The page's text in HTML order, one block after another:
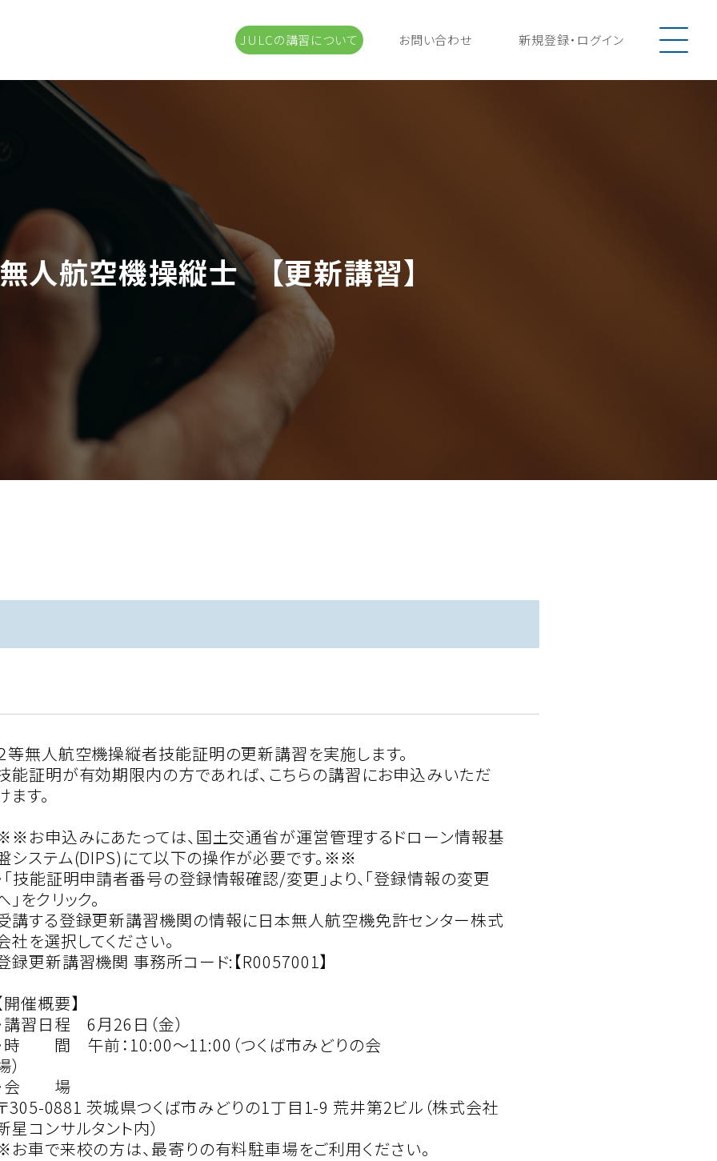
JULCの講習について お問い合わせ 新規登録・ ログイン
人航空機操縦士 【更新講習】
等無人航空機操縦者技能証明の更新講習を実施します。
能証明が有効期限内の方であれば、こちらの講習にお申込みいただ
ます。
お申込みにあたっては、国土交通省が運営管理するドローン情報基
システム(DIPS)にて以下の操作が必要です。※※
「技能証明申請者番号の登録情報確認/変更」より、「登録情報の変更
」をクリック。
講する登録更新講習機関の情報に日本無人航空機免許センター株式
社を選択してください。
録更新講習機関 事務所コード:【R0057001】
開催概要】
講習日程 6月26日（金）
時 間 午前：10:00〜11:00（つくば市みどりの会
）
会 場
305-0881 茨城県つくば市みどりの1丁目1-9 荒井第2ビル（株式会社
星コンサルタント内）
車で来校の方は、最寄りの有料駐車場をご利用ください。